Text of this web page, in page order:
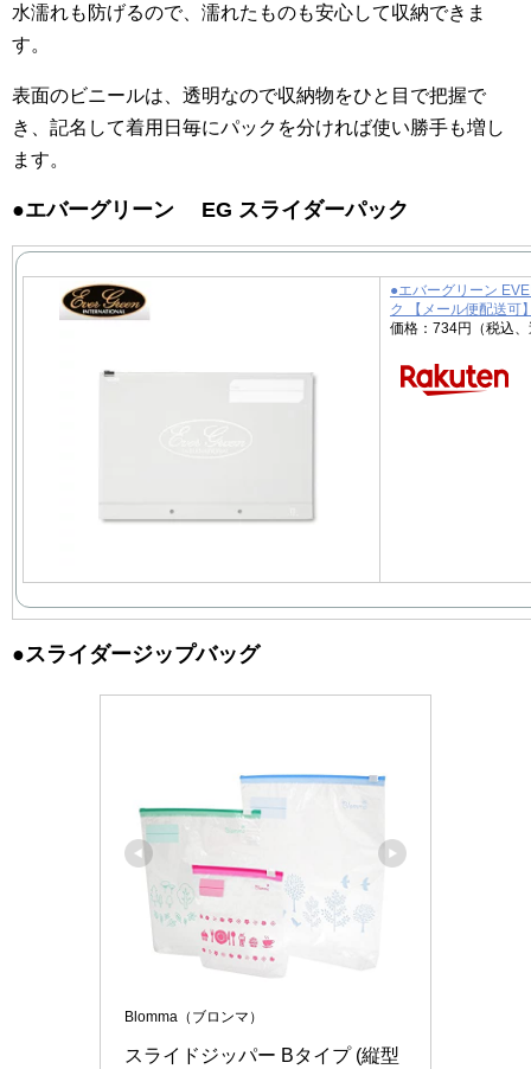
水濡れも防げるので、濡れたものも安心して収納できま
す。
表面のビニールは、透明なので収納物をひと目で把握で
き、記名して着用日 毎にパックを分ければ使い勝手も増し
ます。
●エバーグリーン EG スライダーパック
●エバーグリーン
ク 【メール便配送可
価格：734円（税込
●スライダージップバッグ
Blomma（ブロンマ）
スライドジッパー Bタイプ (縦型